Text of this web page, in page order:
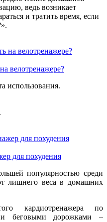
ведь возникает
и тратить время, если
велотренажере?
использования.
для похудения
популярностью среди
лишнего веса в домашних
кардиотренажера по
беговыми дорожками –